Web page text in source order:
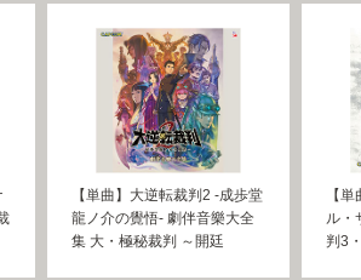
【単曲】大逆転裁判2 -成歩堂
龍ノ介の覺悟- 劇伴音樂大全
集 大・極秘裁判 ～開廷
【
ル・
判3